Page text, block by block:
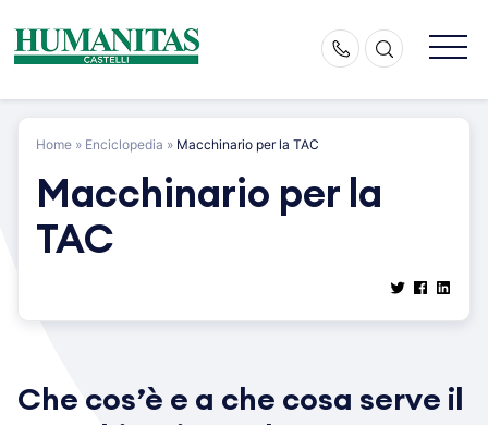
content
Home » Enciclopedia » Macchinario per la TAC
Macchinario per la
TAC
Che cos’è e a che cosa serve il